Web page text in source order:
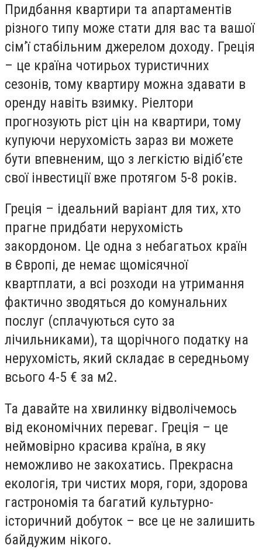
Придбання квартири та апартаментів
різного типу може стати для вас та вашої
сім’ї стабільним джерелом доходу. Греція
– це країна чотирьох туристичних
сезонів, тому квартиру можна здавати в
оренду навіть взимку. Ріелтори
прогнозують ріст цін на квартири, тому
купуючи нерухомість зараз ви можете
бути впевненим, що з легкістю відіб’єте
свої інвестиції вже протягом 5-8 років.
Греція – ідеальний варіант для тих, хто
прагне придбати нерухомість
закордоном. Це одна з небагатьох країн
в Європі, де немає щомісячної
квартплати, а всі розходи на утримання
фактично зводяться до комунальних
послуг (сплачуються суто за
лічильниками), та щорічного податку на
нерухомість, який складає в середньому
всього 4-5 € за м2.
Та давайте на хвилинку відволічемось
від економічних переваг. Греція – це
неймовірно красива країна, в яку
неможливо не закохатись. Прекрасна
екологія, три чистих моря, гори, здорова
гастрономія та багатий культурно-
історичний добуток – все це не залишить
байдужим нікого.